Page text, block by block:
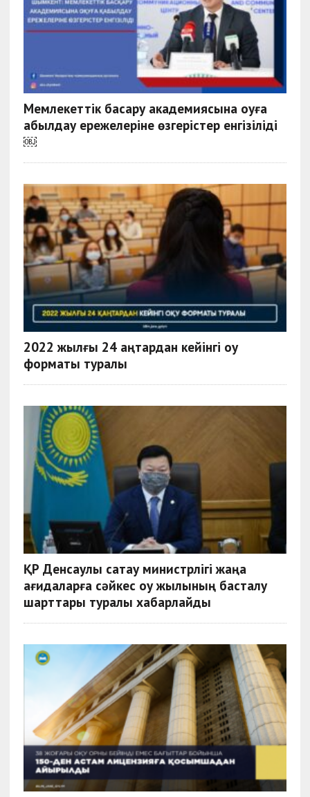
Мемлекеттік басқару академиясына оқуға
қабылдау ережелеріне өзгерістер енгізіліді
￼
2022 жылғы 24 қаңтардан кейінгі оқу
форматы туралы
ҚР Денсаулық сақтау министрлігі жаңа
қағидаларға сәйкес оқу жылының басталу
шарттары туралы хабарлайды